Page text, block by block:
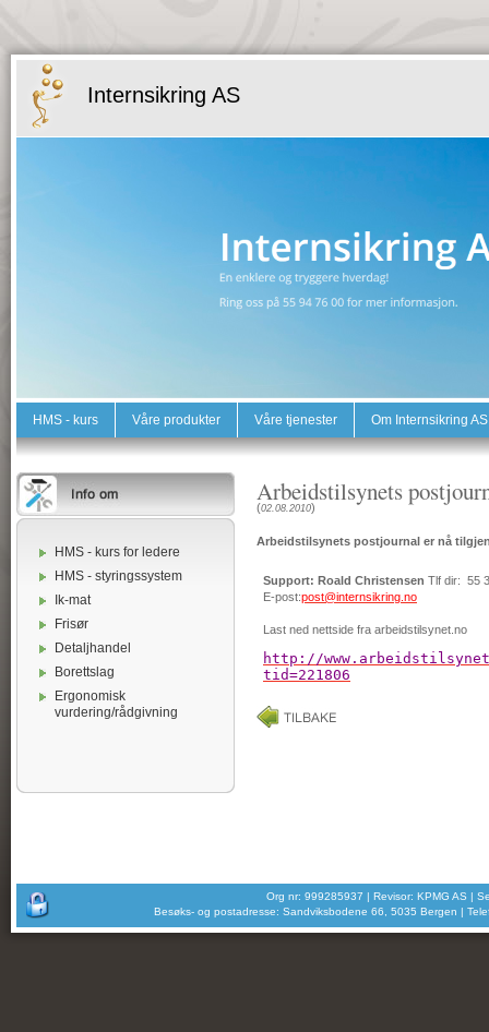
Internsikring AS
HMS - kurs Våre produkter Våre tjenester Om Internsikring AS
HMS - kurs for ledere
HMS - styringssystem
Ik-mat
Frisør
Detaljhandel
Borettslag
Ergonomisk
vurdering/rådgivning
Arbeidstilsynets
(02.08.2010)
Arbeidstilsynets postjournal er nå
Support: Roald Christensen Tlf dir: 55
E-post:post@internsikring.no
Last ned nettside fra arbeidstilsynet.no
http://
tid=221806
Org nr: 999285937 | Revisor: KPMG AS |
Besøks- og postadresse: Sandviksbodene 66, 5035 Bergen |